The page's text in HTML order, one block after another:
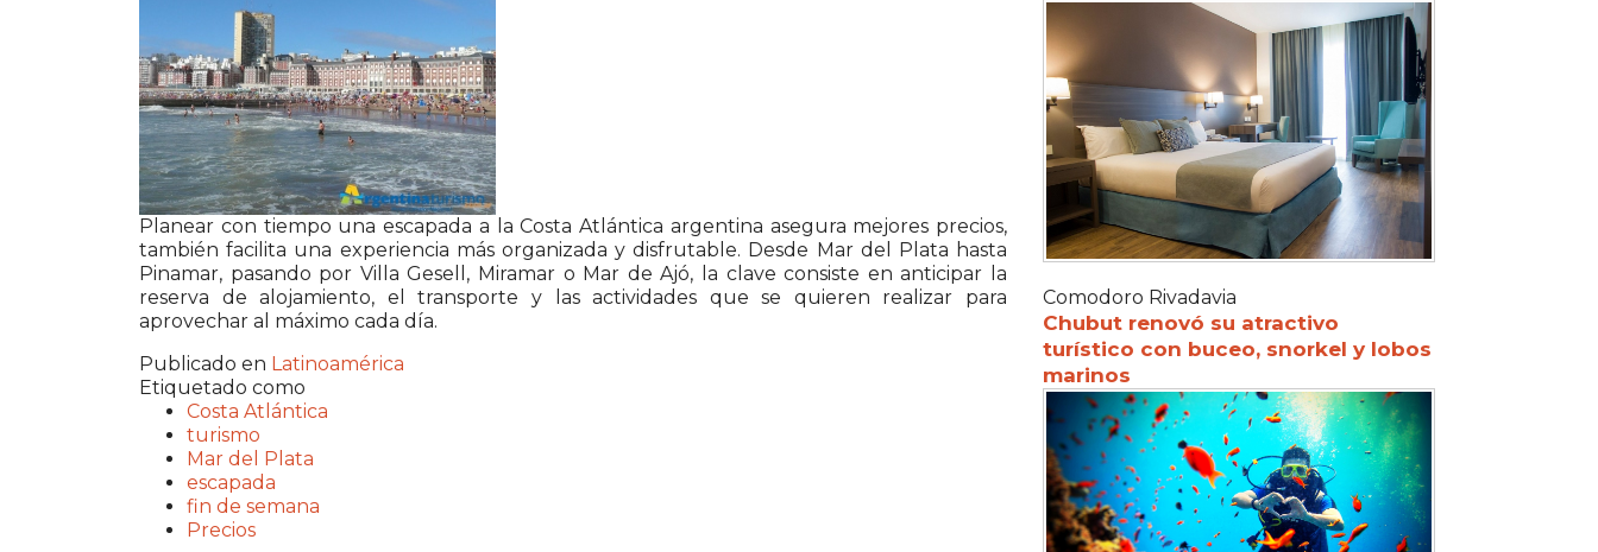
Planear con tiempo una escapada a la Costa Atlántica argentina asegura mejores precios,
también facilita una experiencia más organizada y disfrutable. Desde Mar del Plata hasta
Pinamar, pasando por Villa Gesell, Miramar o Mar de Ajó, la clave consiste en anticipar la
reserva de alojamiento, el transporte y las actividades que se quieren realizar para
aprovechar al máximo cada día.
Publicado en Latinoamérica
Etiquetado como
Costa Atlántica
turismo
Mar del Plata
escapada
fin de semana
Precios
Comodoro Rivadavia
Chubut renovó su atractivo
turístico con buceo, snorkel y lobos
marinos